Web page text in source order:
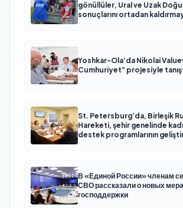
gönüllüler, Ural ve Uzak
sonuçlarını ortadan
Yoshkar-Ola’da Nikolai
Cumhuriyet” projesiyle
St. Petersburg’da, Birleşik
Hareketi, şehir genelinde
destek programlarının
В «Единой России» членам
СВО рассказали о новых
господдержки